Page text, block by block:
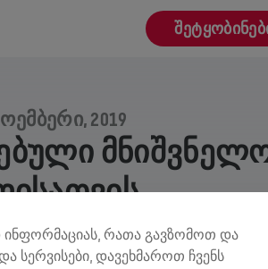
2019
ინფორმაციას, რათა გავზომოთ და
სერვისები, დავეხმაროთ ჩვენს